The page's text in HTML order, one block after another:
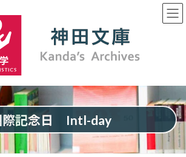
際記念日 Intl-day